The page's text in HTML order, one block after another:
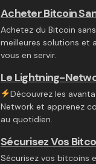
Acheter Bitcoin
Achetez du Bitcoin
meilleures solutions et
vous en servir.
Le Lightning-
Découvrez les
Network et apprenez
au quotidien.
Sécurisez Vos
Sécurisez vos bitcoins